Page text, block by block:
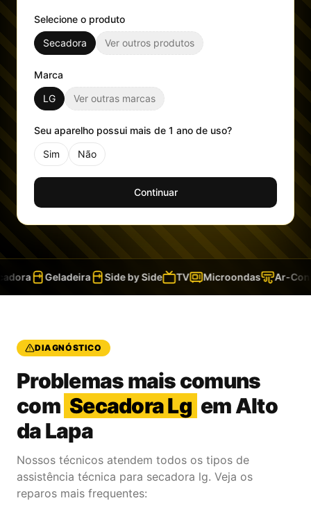
Selecione o produto
Secadora
Ver outros produtos
Marca
LG
Ver outras marcas
Seu aparelho possui mais de 1 ano de uso?
Sim
Não
Continuar
Geladeira Side by Side TV Microondas Ar-
DIAGNÓSTICO
Problemas mais comuns
com Secadora Lg em Alto
da Lapa
Nossos técnicos atendem todos os tipos de
assistência técnica para secadora lg. Veja os
reparos mais frequentes: